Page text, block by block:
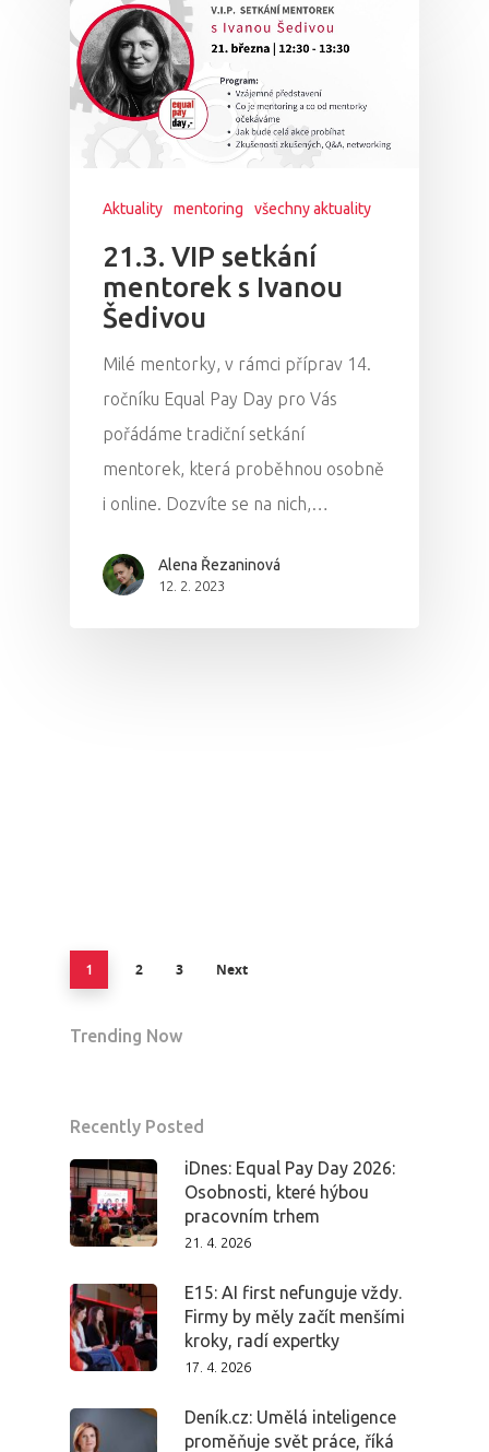
Aktuality mentoring všechny aktuality
21.3. VIP setkání
mentorek s Ivanou
Šedivou
Milé mentorky, v rámci příprav 14.
ročníku Equal Pay Day pro Vás
pořádáme tradiční setkání
mentorek, která proběhnou osobně
i online. Dozvíte se na nich,…
Alena Řezaninová
12. 2. 2023
1 2 3 Next
Trending Now
Recently Posted
iDnes: Equal Pay Day 2026:
Osobnosti, které hýbou
pracovním trhem
21. 4. 2026
E15: AI first nefunguje vždy.
Firmy by měly začít menšími
kroky, radí expertky
17. 4. 2026
Deník.cz: Umělá inteligence
proměňuje svět práce, říká